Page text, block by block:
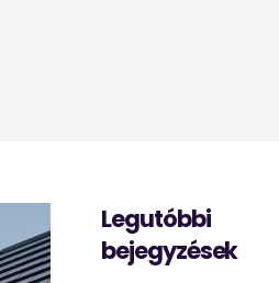
Legutóbbi
bejegyzések